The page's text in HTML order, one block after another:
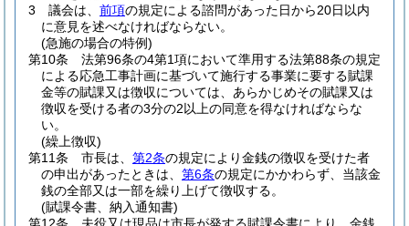
3
議会は、 前項の規定による諮問があった日から20日以内
に意見を述べなければならない。
(急施の場合の特例)
第10条
法第96条の4第1項において準用する法第88条の規定
による応急工事計画に基づいて施行する事業に要する賦課
金等の賦課又は徴収については、あらかじめその賦課又は
徴収を受ける者の3分の2以上の同意を得なければならな
い。
(繰上徴収)
第11条
市長は、 第2条の規定により金銭の徴収を受けた者
の申出があったときは、 第6条の規定にかかわらず、当該金
銭の全部又は一部を繰り上げて徴収する。
(賦課令書、納入通知書)